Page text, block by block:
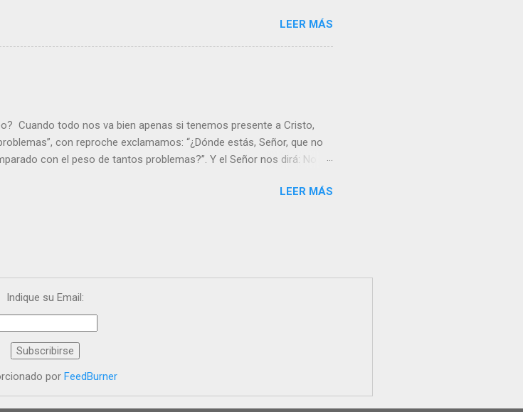
LEER MÁS
Cuando todo nos va bien apenas si tenemos presente a Cristo,
con reproche exclamamos: “¿Dónde estás, Señor, que no
con el peso de tantos problemas?”. Y el Señor nos dirá: No
de la vida. ¿Cómo puedes creer que Yo dejo a nadie sólo con
Cristo te ha acariciado con su Resurrecc...
LEER MÁS
Indique su Email:
por FeedBurner